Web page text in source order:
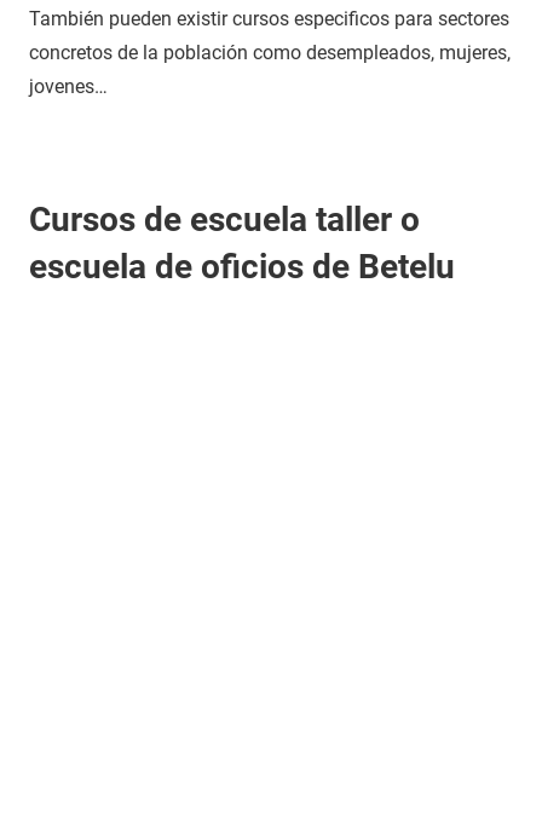
También pueden existir cursos especificos para sectores
concretos de la población como desempleados, mujeres,
jovenes…
Cursos de escuela taller o
escuela de oficios de Betelu